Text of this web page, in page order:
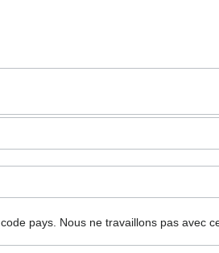
pays. Nous ne travaillons pas avec